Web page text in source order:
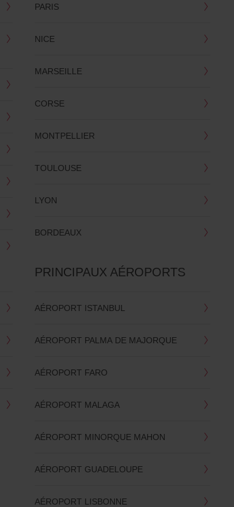
PARIS
NICE
MARSEILLE
CORSE
MONTPELLIER
TOULOUSE
LYON
BORDEAUX
PRINCIPAUX AÉROPORTS
AÉROPORT ISTANBUL
AÉROPORT PALMA DE MAJORQUE
AÉROPORT FARO
AÉROPORT MALAGA
AÉROPORT MINORQUE MAHON
AÉROPORT GUADELOUPE
AÉROPORT LISBONNE